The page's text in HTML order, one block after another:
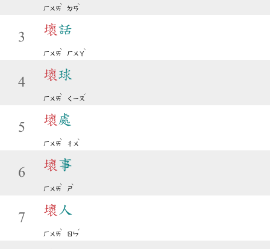
ㄏㄨㄞ
ˋ
ㄉㄢ
ˋ
3
壞話
ㄏㄨㄞ
ˋ
ㄏㄨㄚ
ˋ
4
壞球
ㄏㄨㄞ
ˋ
ㄑㄧㄡ
ˊ
5
壞 處
ㄏㄨㄞ
ˋ
ㄔㄨ
ˋ
6
壞 事
ㄏㄨㄞ
ˋ
ㄕ
ˋ
7
壞 人
ㄏㄨㄞ
ˋ
ㄖㄣ
ˊ